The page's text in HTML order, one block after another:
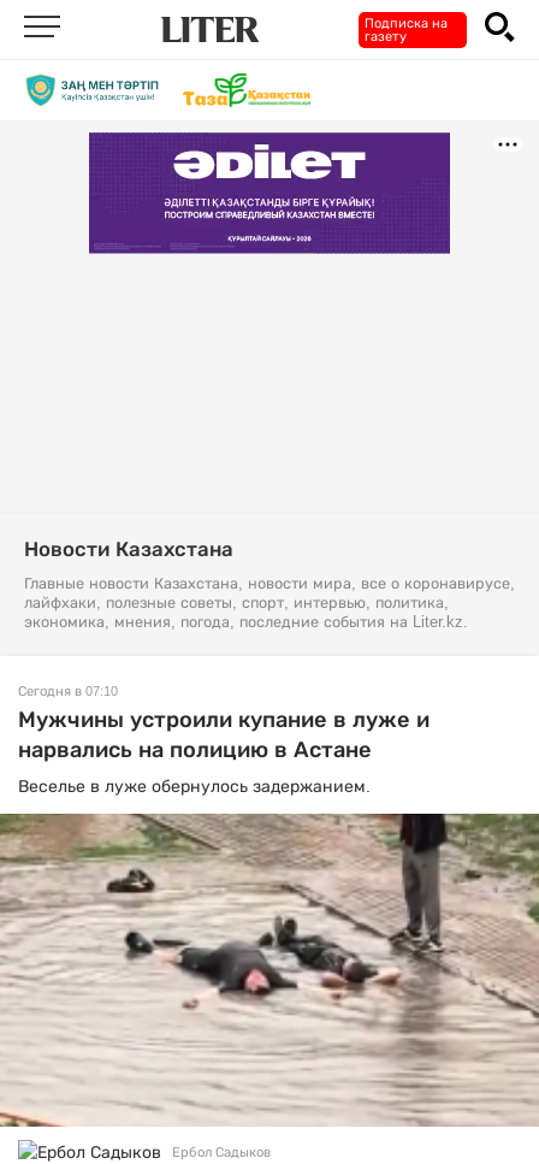
Подписка на
газету
Новости Казахстана
Главные новости Казахстана, новости мира, все о коронавирусе,
лайфхаки, полезные советы, спорт, интервью, политика,
экономика, мнения, погода, последние события на Liter.kz.
Сегодня в 07:10
Мужчины устроили купание в луже и
нарвались на полицию в Астане
Веселье в луже обернулось задержанием.
Ербол Садыков